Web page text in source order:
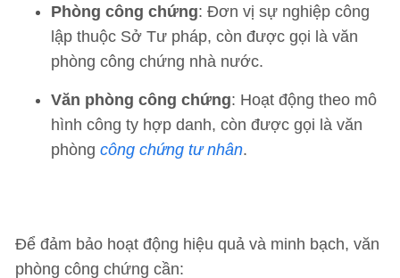
Phòng công chứng: Đơn vị sự nghiệp công
lập thuộc Sở Tư pháp, còn được gọi là văn
phòng công chứng nhà nước.
Văn phòng công chứng: Hoạt động theo mô
hình công ty hợp danh, còn được gọi là văn
phòng công chứng tư nhân.
Để đảm bảo hoạt động hiệu quả và minh bạch, văn
phòng công chứng cần: